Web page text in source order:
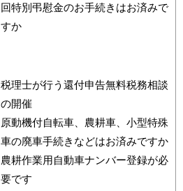
回特別弔慰金のお手続きはお済みで
すか
税理士が行う還付申告無料税務相談
の開催
原動機付自転車、農耕車、小型特殊
車の廃車手続きなどはお済みですか
農耕作業用自動車ナンバー登録が必
要です